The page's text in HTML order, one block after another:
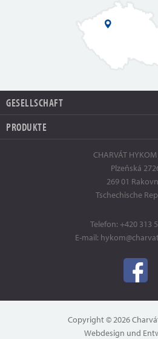
GESELLSCHAFT
PRODUKTE
CHARVÁT
Plzeňská
269 01
Tschechische
Telefon: +420 313
E-mail:
Copyright © 2026
Webdesign und